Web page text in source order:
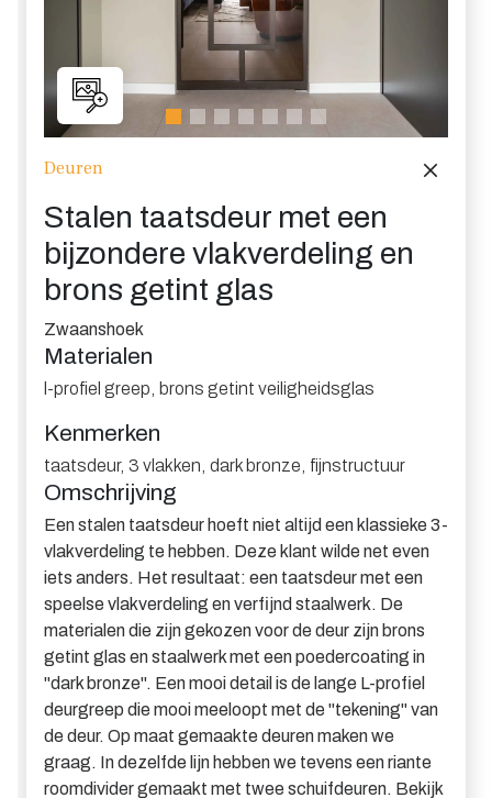
Deuren
Stalen taatsdeur met een
bijzondere vlakverdeling en
brons getint glas
Zwaanshoek
Materialen
l-profiel greep brons getint veiligheidsglas
Kenmerken
taatsdeur, 3 vlakken dark bronze fijnstructuur
Omschrijving
Een stalen taatsdeur hoeft niet altijd een klassieke 3-
vlakverdeling te hebben. Deze klant wilde net even
iets anders. Het resultaat: een taatsdeur met een
speelse vlakverdeling en verfijnd staalwerk. De
materialen die zijn gekozen voor de deur zijn brons
getint glas en staalwerk met een poedercoating in
"dark bronze". Een mooi detail is de lange L-profiel
deurgreep die mooi meeloopt met de "tekening" van
de deur. Op maat gemaakte deuren maken we
graag. In dezelfde lijn hebben we tevens een riante
roomdivider gemaakt met twee schuifdeuren. Bekijk